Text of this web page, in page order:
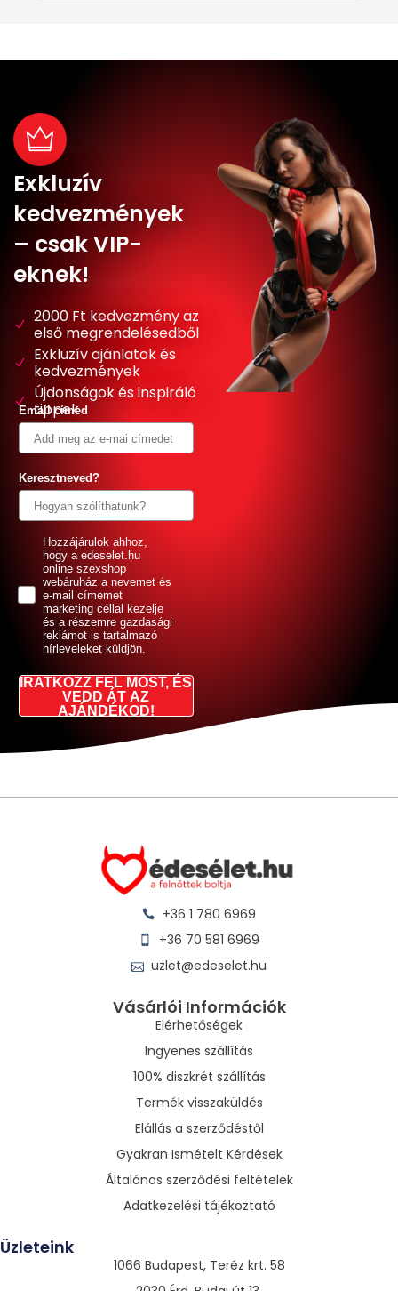
Exkluzív
kedvezmények
– csak VIP-
eknek!
2000 Ft kedvezmény az
első megrendelésedből
Exkluzív ajánlatok és
kedvezmények
Újdonságok és inspiráló
tippek
Email címed
Keresztneved?
GDPRHozzájárulok ahhoz,
hogy a edeselet.hu
online szexshop
webáruház a nevemet és
e-mail címemet
marketing céllal kezelje
és a részemre gazdasági
reklámot is tartalmazó
hírleveleket küldjön.
IRATKOZZ FEL MOST, ÉS
VEDD ÁT AZ
AJÁNDÉKOD!
+36 1 780 6969
+36 70 581 6969
uzlet@edeselet.hu
Vásárlói Információk
Elérhetőségek
Ingyenes szállítás
100% diszkrét szállítás
Termék visszaküldés
Elállás a szerződéstől
Gyakran Ismételt Kérdések
Általános szerződési feltételek
Adatkezelési tájékoztató
Üzleteink
1066 Budapest, Teréz krt. 58